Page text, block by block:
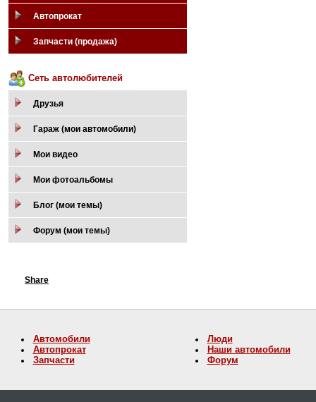
Автопрокат
Запчасти (продажа)
Сеть автолюбителей
Друзья
Гараж (мои автомобили)
Мои видео
Мои фотоальбомы
Блог (мои темы)
Форум (мои темы)
Share
Автомобили
Автопрокат
Запчасти
Люди
Наши автомобили
Форум